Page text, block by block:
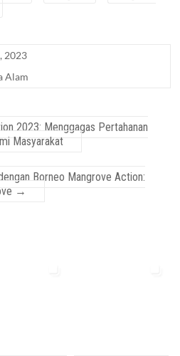
2023
Alam
2023: Menggagas Pertahanan
Masyarakat
Borneo Mangrove Action:
→